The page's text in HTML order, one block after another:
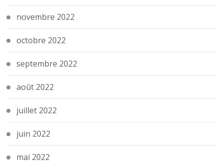
novembre 2022
octobre 2022
septembre 2022
août 2022
juillet 2022
juin 2022
mai 2022